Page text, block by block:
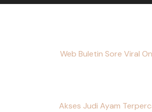
Web Buletin Sore Viral
Akses Judi Ayam